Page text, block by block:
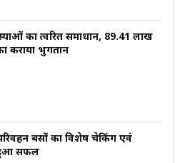
का त्वरित समाधान, 89.41 लाख
कराया भुगतान
बसों का विशेष चेकिंग एवं
हुआ सफल